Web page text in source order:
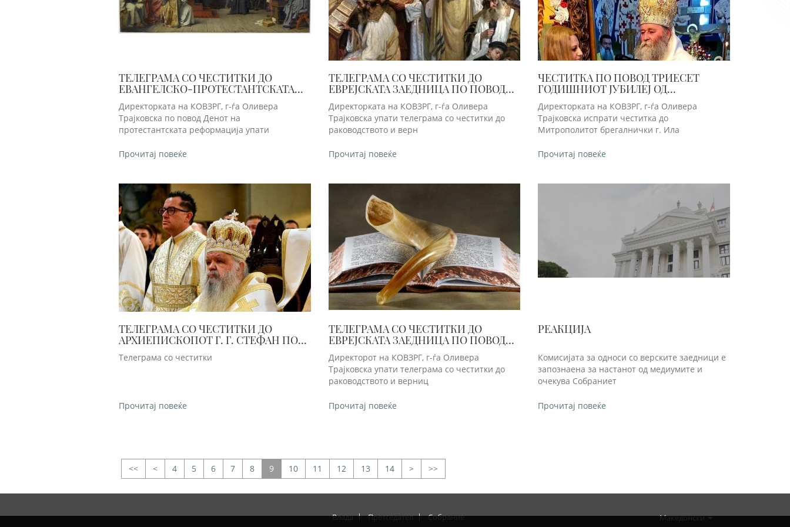
ТЕЛЕГРАМА СО ЧЕСТИТКИ ДО
ЕВАНГЕЛСКО-ПРОТЕСТАНТСКАТА
ИНИЦИЈАТИВА (ЕПИ)
Директорката на КОВЗРГ, г-ѓа Оливера
Трајковска по повод Денот на
протестантската реформација упати
Прочитај повеќе
ТЕЛЕГРАМА СО ЧЕСТИТКИ ДО
ЕВРЕЈСКАТА ЗАЕДНИЦА ПО ПОВОД
ПРАЗНИКОТ ЈОМ КИПУР
Директорката на КОВЗРГ, г-ѓа Оливера
Трајковска упати телеграма со честитки до
раководството и верн
Прочитај повеќе
ЧЕСТИТКА ПО ПОВОД ТРИЕСЕТ
ГОДИШНИОТ ЈУБИЛЕЈ ОД
ЗАМОНАШУВАЊЕТО НА
МИТРОПОЛИТОТ БРЕГАЛНИЧКИ Г.
ИЛАРИО
Директорката на КОВЗРГ, г-ѓа Оливера
Трајковска испрати честитка до
Митрополитот брегалнички г. Ила
Прочитај повеќе
ТЕЛЕГРАМА СО ЧЕСТИТКИ ДО
АРХИЕПИСКОПОТ Г. Г. СТЕФАН ПО
ПОВОД НЕГОВИОТ ЈУБИЛЕЈ: 25
ГОДИНИ АРХИЕПИСКО
Телеграма со честитки
Прочитај повеќе
ТЕЛЕГРАМА СО ЧЕСТИТКИ ДО
ЕВРЕЈСКАТА ЗАЕДНИЦА ПО ПОВОД
ПРАЗНИКОТ РОШ ХАШАНА
Директорот на КОВЗРГ, г-ѓа Оливера
Трајковска упати телеграма со честитки до
раководството и верниц
Прочитај повеќе
РЕАКЦИЈА
Комисијата за односи со верските заедници е
запознаена за настанот од медиумите и
очекува Собраниет
Прочитај повеќе
>> < 4 5 6 7 8 9 10 11 12 13 14 > >>
Влада Претседател Собрание Македонски